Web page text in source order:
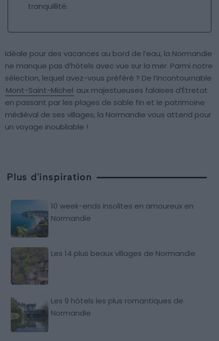
tranquillité.
Idéale pour des vacances au bord de l’eau, la Normandie
ne manque pas d’hôtels avec vue sur la mer. Parmi notre
sélection, lequel avez-vous préféré ? De l’incontournable
Mont-Saint-Michel aux majestueuses falaises d’Étretat
en passant par les plages de sable fin et le patrimoine
médiéval de ses villages, la Normandie vous attend pour
un voyage inoubliable !
Plus d'inspiration
10 week-ends insolites en amoureux en
Normandie
Les 14 plus beaux villages de Normandie
Les 9 hôtels les plus romantiques de
Normandie